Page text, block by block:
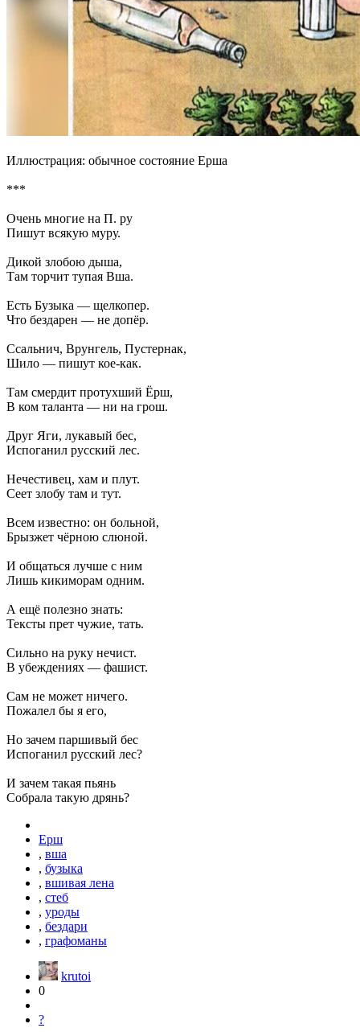
Иллюстрация: обычное состояние Ерша
***
Очень многие на П. ру
Пишут всякую муру.
Дикой злобою дыша,
Там торчит тупая Вша.
Есть Бузыка — щелкопер.
Что бездарен — не допёр.
Ссальнич, Врунгель, Пустернак,
Шило — пишут кое-как.
Там смердит протухший Ёрш,
В ком таланта — ни на грош.
Друг Яги, лукавый бес,
Испоганил русский лес.
Нечестивец, хам и плут.
Сеет злобу там и тут.
Всем известно: он больной,
Брызжет чёрною слюной.
И общаться лучше с ним
Лишь кикиморам одним.
А ещё полезно знать:
Тексты прет чужие, тать.
Сильно на руку нечист.
В убеждениях — фашист.
Сам не может ничего.
Пожалел бы я его,
Но зачем паршивый бес
Испоганил русский лес?
И зачем такая пьянь
Собрала такую дрянь?
Ерш
, вша
, бузыка
, вшивая лена
, стеб
, уроды
, бездари
, графоманы
krutoi
0
?